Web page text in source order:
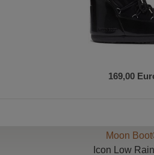
169,00
Moon
Icon Low